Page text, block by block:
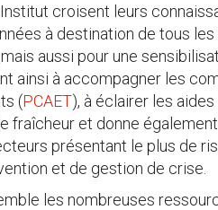
croisent leurs
à destination de tous
aussi pour une
ainsi à accompagner les
(PCAET), à éclairer les
fraîcheur et donne
présentant le plus de
et de gestion de crise.
les nombreuses